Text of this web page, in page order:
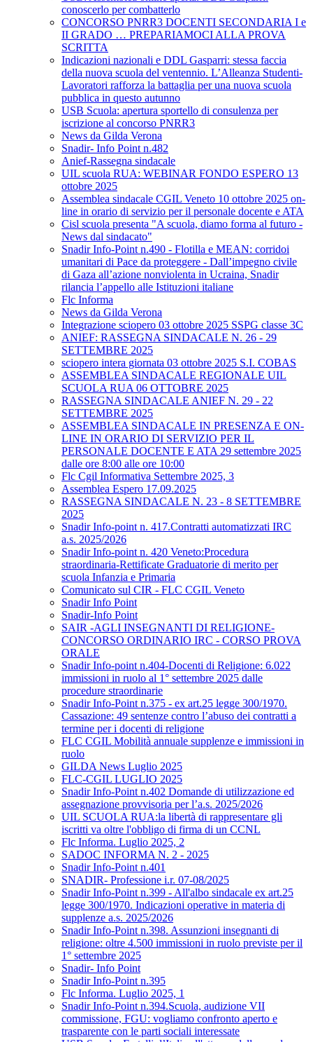
conoscerlo per combatterlo
CONCORSO PNRR3 DOCENTI SECONDARIA I e
II GRADO … PREPARIAMOCI ALLA PROVA
SCRITTA
Indicazioni nazionali e DDL Gasparri: stessa faccia
della nuova scuola del ventennio. L’Alleanza Studenti-
Lavoratori rafforza la battaglia per una nuova scuola
pubblica in questo autunno
USB Scuola: apertura sportello di consulenza per
iscrizione al concorso PNRR3
News da Gilda Verona
Snadir- Info Point n.482
Anief-Rassegna sindacale
UIL scuola RUA: WEBINAR FONDO ESPERO 13
ottobre 2025
Assemblea sindacale CGIL Veneto 10 ottobre 2025 on-
line in orario di servizio per il personale docente e ATA
Cisl scuola presenta "A scuola, diamo forma al futuro -
News dal sindacato"
Snadir Info-Point n.490 - Flotilla e MEAN: corridoi
umanitari di Pace da proteggere - Dall’impegno civile
di Gaza all’azione nonviolenta in Ucraina, Snadir
rilancia l’appello alle Istituzioni italiane
Flc Informa
News da Gilda Verona
Integrazione sciopero 03 ottobre 2025 SSPG classe 3C
ANIEF: RASSEGNA SINDACALE N. 26 - 29
SETTEMBRE 2025
sciopero intera giornata 03 ottobre 2025 S.I. COBAS
ASSEMBLEA SINDACALE REGIONALE UIL
SCUOLA RUA 06 OTTOBRE 2025
RASSEGNA SINDACALE ANIEF N. 29 - 22
SETTEMBRE 2025
ASSEMBLEA SINDACALE IN PRESENZA E ON-
LINE IN ORARIO DI SERVIZIO PER IL
PERSONALE DOCENTE E ATA 29 settembre 2025
dalle ore 8:00 alle ore 10:00
Flc Cgil Informativa Settembre 2025, 3
Assemblea Espero 17.09.2025
RASSEGNA SINDACALE N. 23 - 8 SETTEMBRE
2025
Snadir Info-point n. 417.Contratti automatizzati IRC
a.s. 2025/2026
Snadir Info-point n. 420 Veneto:Procedura
straordinaria-Rettificate Graduatorie di merito per
scuola Infanzia e Primaria
Comunicato sul CIR - FLC CGIL Veneto
Snadir Info Point
Snadir-Info Point
SAIR -AGLI INSEGNANTI DI RELIGIONE-
CONCORSO ORDINARIO IRC - CORSO PROVA
ORALE
Snadir Info-point n.404-Docenti di Religione: 6.022
immissioni in ruolo al 1° settembre 2025 dalle
procedure straordinarie
Snadir Info-Point n.375 - ex art.25 legge 300/1970.
Cassazione: 49 sentenze contro l’abuso dei contratti a
termine per i docenti di religione
FLC CGIL Mobilità annuale supplenze e immissioni in
ruolo
GILDA News Luglio 2025
FLC-CGIL LUGLIO 2025
Snadir Info-Point n.402 Domande di utilizzazione ed
assegnazione provvisoria per l’a.s. 2025/2026
UIL SCUOLA RUA:la libertà di rappresentare gli
iscritti va oltre l'obbligo di firma di un CCNL
Flc Informa. Luglio 2025, 2
SADOC INFORMA N. 2 - 2025
Snadir Info-Point n.401
SNADIR- Professione i.r. 07-08/2025
Snadir Info-Point n.399 - All'albo sindacale ex art.25
legge 300/1970. Indicazioni operative in materia di
supplenze a.s. 2025/2026
Snadir Info-Point n.398. Assunzioni insegnanti di
religione: oltre 4.500 immissioni in ruolo previste per il
1° settembre 2025
Snadir- Info Point
Snadir Info-Point n.395
Flc Informa. Luglio 2025, 1
Snadir Info-Point n.394.Scuola, audizione VII
commissione, FGU: vogliamo confronto aperto e
trasparente con le parti sociali interessate